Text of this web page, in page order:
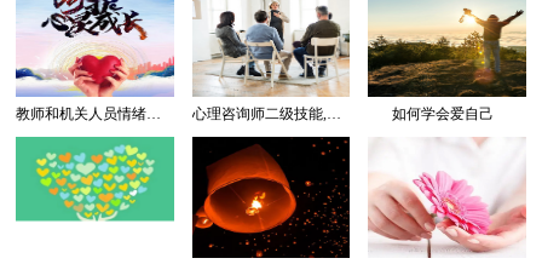
如何学会爱自己